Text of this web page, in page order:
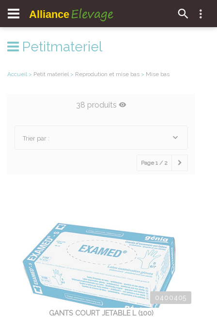
Alliance Elevage
Petitmateriel
Accueil > Petit materiel > Reprodution et mise bas > Mise bas
38 produits
Trier par :
Page 1 / 2
0400405
GANTS COURT JETABLE L (100)